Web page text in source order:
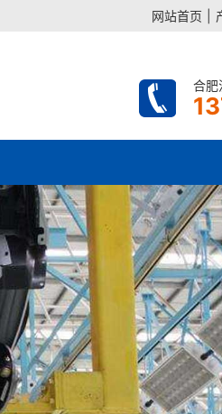
网站首页
合肥